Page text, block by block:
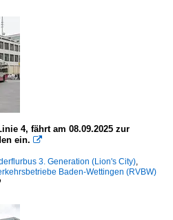
4, fährt am 08.09.2025 zur
ein. 
3. Generation (Lion's City),
Baden-Wettingen (RVBW)